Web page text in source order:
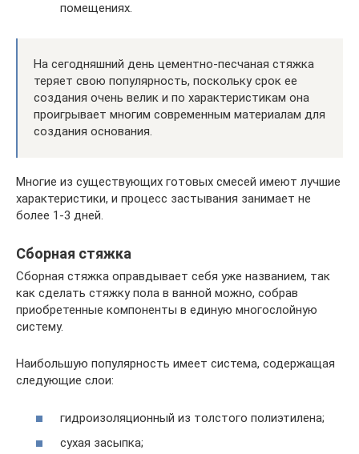
помещениях.
На сегодняшний день цементно-песчаная стяжка
теряет свою популярность, поскольку срок ее
создания очень велик и по характеристикам она
проигрывает многим современным материалам для
создания основания.
Многие из существующих готовых смесей имеют лучшие
характеристики, и процесс застывания занимает не
более 1-3 дней.
Сборная стяжка
Сборная стяжка оправдывает себя уже названием, так
как сделать стяжку пола в ванной можно, собрав
приобретенные компоненты в единую многослойную
систему.
Наибольшую популярность имеет система, содержащая
следующие слои:
гидроизоляционный из толстого полиэтилена;
сухая засыпка;